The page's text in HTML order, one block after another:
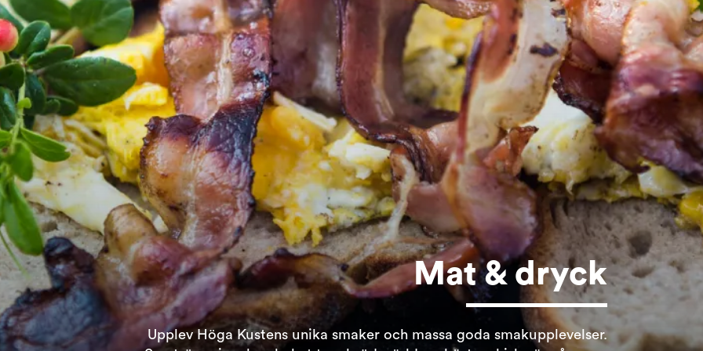
Mat & dryck
Upplev Höga Kustens unika smaker och massa goda smakupplevelser.